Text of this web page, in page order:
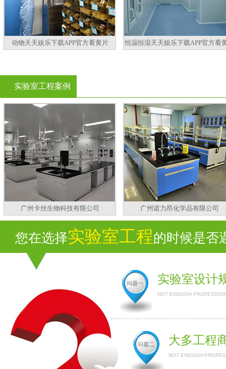
动物天天娱乐下载APP官方看黄片 恒温恒湿天天娱乐下载APP官方看
实验室工程案例
广州卡丝生物科技有限公司 广州诺力昂化学品有限公司
您在选择实验室工程的时候是否遇
问题一 实验室设计
NOT ENOUGH
问题二 大多工程
NOT ENOUGH